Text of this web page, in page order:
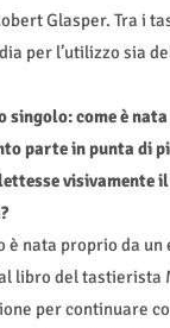
Glasper. Tra i
per l’utilizzo sia
come è
parte in punta di
visivamente
è nata proprio da
libro del tastierista
per continuare